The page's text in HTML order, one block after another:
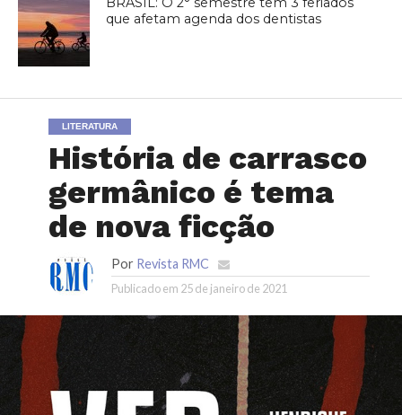
que afetam agenda dos dentistas
LITERATURA
História de carrasco
germânico é tema
de nova ficção
Por Revista RMC
Publicado em 25 de janeiro de 2021